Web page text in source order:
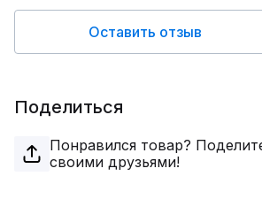
Оставить отзыв
Поделиться
Понравился товар?
своими друзьями!